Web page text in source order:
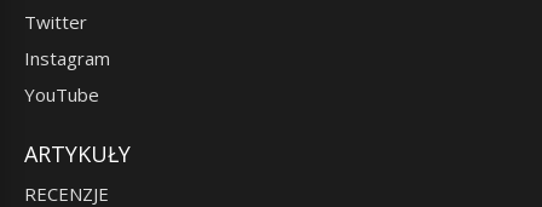
Twitter
Instagram
YouTube
ARTYKUŁY
RECENZJE